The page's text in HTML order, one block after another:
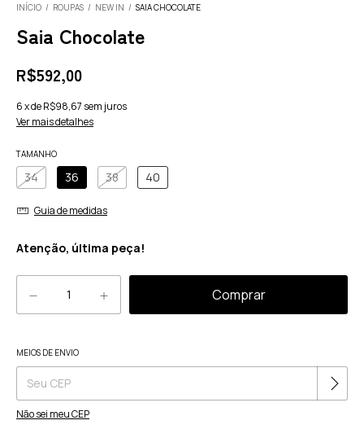
INÍCIO / ROUPAS / NEW IN / SAIA CHOCOLATE
Saia Chocolate
R$592,00
6xdeR$98,67 sem juros
Ver mais detalhes
TAMANHO
34 36 38 40
Guia de medidas
Atenção, última peça!
Entregas para o CEP:
MEIOS DE ENVIO
Não sei meu CEP